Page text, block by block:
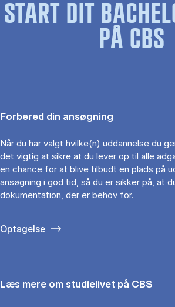
START DIT
PÅ CBS
Forbered din ansøgning
Når du har valgt hvilke(n) uddannelse du
det vigtig at sikre at du lever op til alle
en chance for at blive tilbudt en plads på
ansøgning i god tid, så du er sikker på, at
dokumentation, der er behov for.
Optagelse
Læs mere om studielivet på CBS